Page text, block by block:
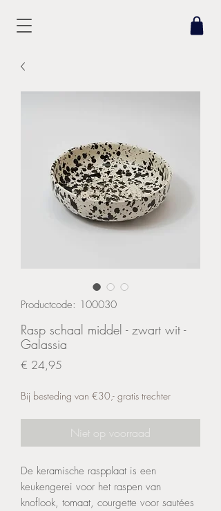
Productcode: 100030
Rasp schaal middel - zwart wit -
Galassia
€ 24,95
Bij besteding van €30,- gratis trechter
Niet op voorraad
De keramische raspplaat is een
keukengerei voor het raspen van
knoflook, tomaat, courgette voor sautées